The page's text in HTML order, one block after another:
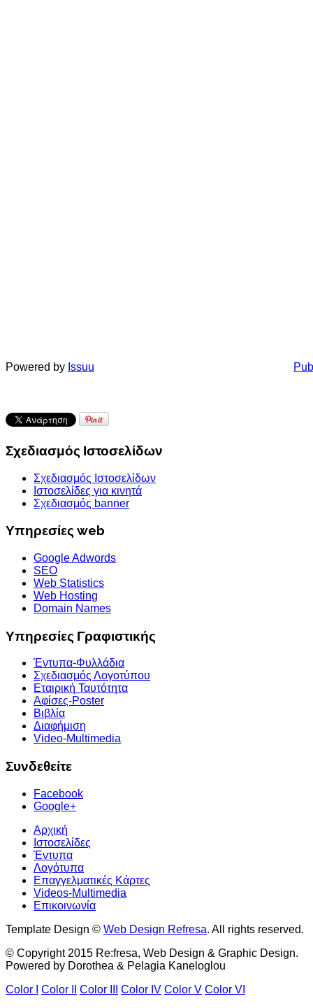
Powered by Issuu
Σχεδιασμός Ιστοσελίδων
Σχεδιασμός Ιστοσελίδων
Ιστοσελίδες για κινητά
Σχεδιασμός banner
Υπηρεσίες web
Google Adwords
SEO
Web Statistics
Web Hosting
Domain Names
Υπηρεσίες Γραφιστικής
Έντυπα-Φυλλάδια
Σχεδιασμός Λογοτύπου
Εταιρική Ταυτότητα
Αφίσες-Poster
Βιβλία
Διαφήμιση
Video-Multimedia
Συνδεθείτε
Facebook
Google+
Αρχική
Ιστοσελίδες
Έντυπα
Λογότυπα
Επαγγελματικές Κάρτες
Videos-Multimedia
Επικοινωνία
Template Design © Web Design Refresa. All rights reserved.
© Copyright 2015 Re:fresa, Web Design & Graphic Design.
Powered by Dorothea & Pelagia Kaneloglou
Color I
Color II Color III Color IV Color V Color VI